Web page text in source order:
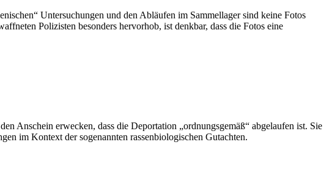
Untersuchungen und den Abläufen im Sammellager sind keine Fotos
Polizisten besonders hervorhob, ist denkbar, dass die Fotos eine
Anschein erwecken, dass die Deportation „ordnungsgemäß“ abgelaufen ist. Sie
im Kontext der sogenannten rassenbiologischen Gutachten.